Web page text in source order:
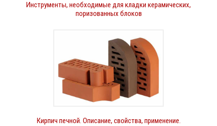
Инструменты, необходимые для кладки керамических,
поризованных блоков
Кирпич печной. Описание, свойства, применение.